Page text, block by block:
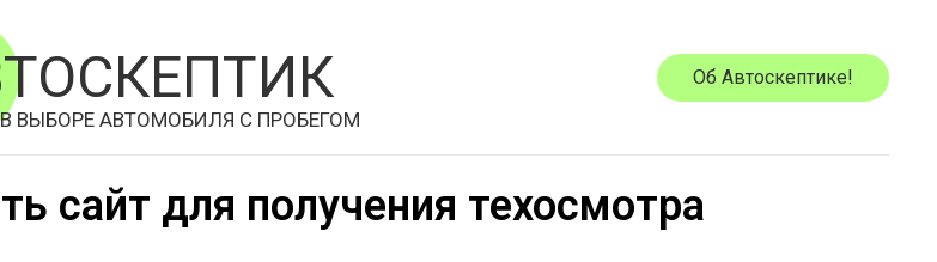
ВЫБОРЕ АВТОМОБИЛЯ С ПРОБЕГОМ
Об Автоскептике!
сайт для получения техосмотра